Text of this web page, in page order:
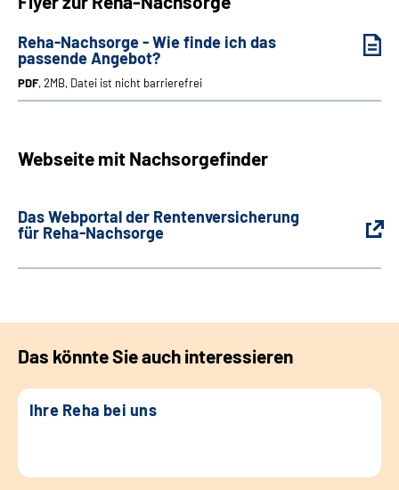
Reha-Nachsorge - Wie finde ich das
passende Angebot?
PDF, 2MB, Datei ist nicht barrierefrei
Webseite mit Nachsorgefinder
Das Webportal der Rentenversicherung
für Reha-Nachsorge
Das könnte Sie auch interessieren
Ihre Reha bei uns